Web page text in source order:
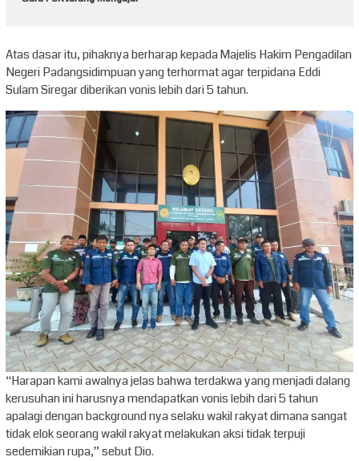
Atas dasar itu, pihaknya berharap kepada Majelis Hakim Pengadilan
Negeri Padangsidimpuan yang terhormat agar terpidana Eddi
Sulam Siregar diberikan vonis lebih dari 5 tahun.
“Harapan kami awalnya jelas bahwa terdakwa yang menjadi dalang
kerusuhan ini harusnya mendapatkan vonis lebih dari 5 tahun
apalagi dengan background nya selaku wakil rakyat dimana sangat
tidak elok seorang wakil rakyat melakukan aksi tidak terpuji
sedemikian rupa,” sebut Dio.